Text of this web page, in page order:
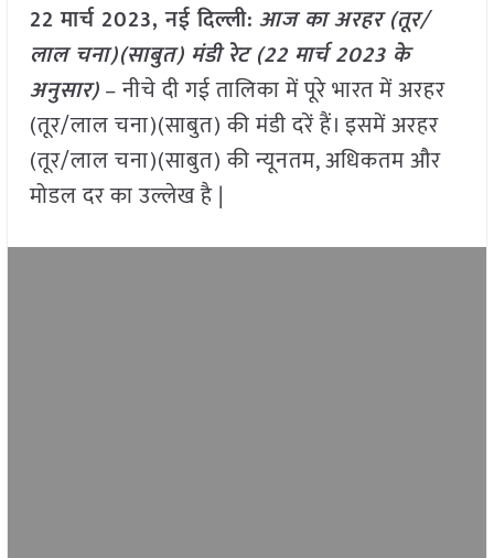
22 मार्च 2023, नई दिल्ली: आज का अरहर (तूर/
लाल चना)(साबुत) मंडी रेट (22 मार्च 2023के
अनुसार)– नीचे दी गई तालिका में पूरे भारत में अरहर
(तूर/लाल चना)(साबुत) की मंडी दरें हैं। इसमें अरहर
(तूर/लाल चना)(साबुत) की न्यूनतम, अधिकतम और
मोडल दर का उल्लेख है |